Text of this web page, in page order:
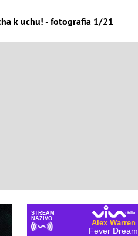
k uchu! - fotografia 1/21
STREAM
NAŽIVO
Alex Warren
Fever Dream